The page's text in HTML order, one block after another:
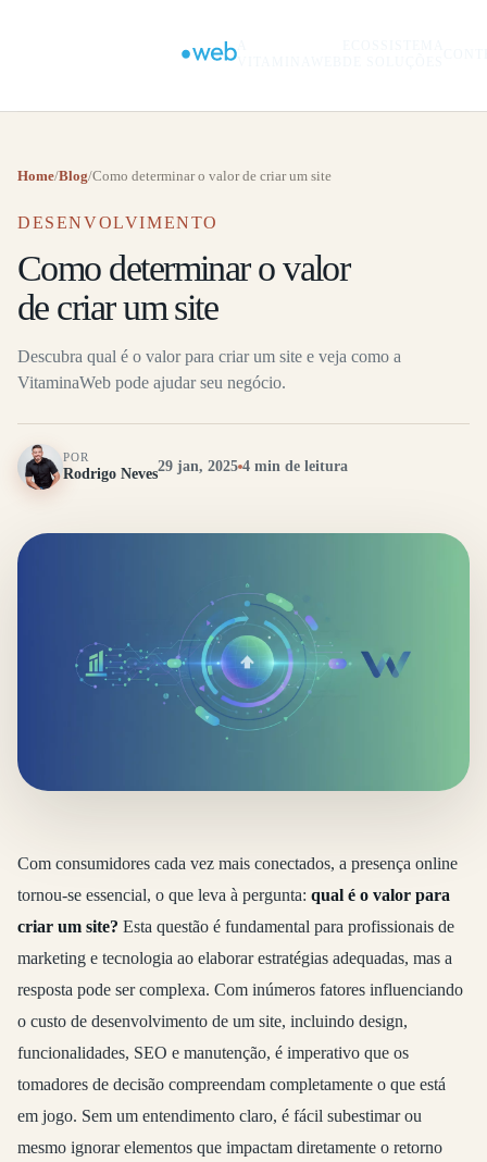
Home/Blog/Como determinar o valor de criar um site
DESENVOLVIMENTO
Como determinar o valor
de criar um site
Descubra qual é o valor para criar um site e veja como a
VitaminaWeb pode ajudar seu negócio.
POR
Rodrigo Neves29 jan, 2025 4 min de leitura
Com consumidores cada vez mais conectados, a presença online
tornou-se essencial, o que leva à pergunta: qual é o valor para
criar um site? Esta questão é fundamental para profissionais de
marketing e tecnologia ao elaborar estratégias adequadas, mas a
resposta pode ser complexa. Com inúmeros fatores influenciando
o custo de desenvolvimento de um site, incluindo design,
funcionalidades, SEO e manutenção, é imperativo que os
tomadores de decisão compreendam completamente o que está
em jogo. Sem um entendimento claro, é fácil subestimar ou
mesmo ignorar elementos que impactam diretamente o retorno